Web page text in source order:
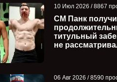
10 Июл 2026 / 8867
СМ Панк
титульный
не
06 Авг 2026 / 8590